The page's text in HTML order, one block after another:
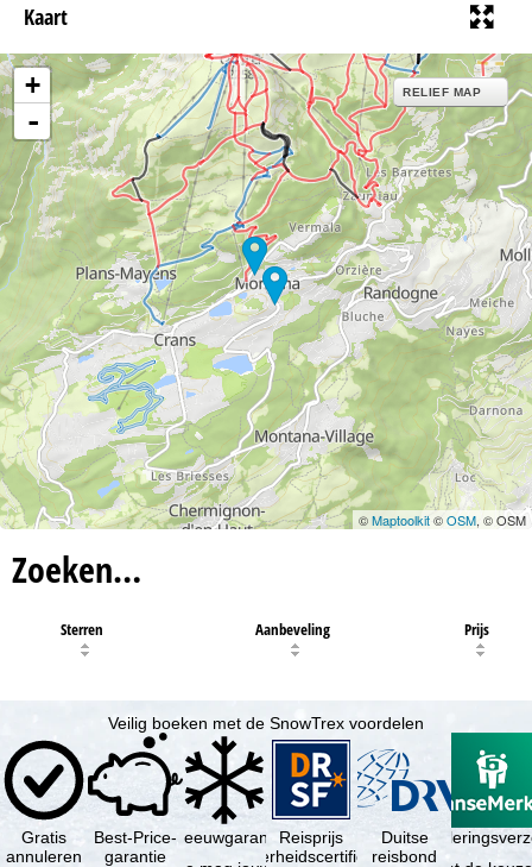
Kaart
+
-
RELIEF MAP
©Maptoolkit©OSM, © OSM
Zoeken…
Sterren Aanbeveling Prijs
Veilig boeken met de SnowTrex voordelen
Gratis
annuleren
Best-Price-
garantie
SneeuwgarantieReisprijs
zekerheidscertificaat
Duitse
reisbond